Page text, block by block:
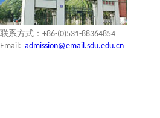
联系方式：+86-(0)531-88364854
Email: admission@email.sdu.edu.cn